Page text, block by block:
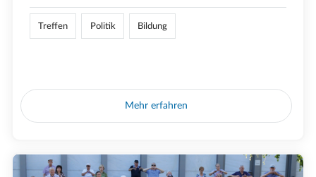
Treffen Politik Bildung
Mehr erfahren